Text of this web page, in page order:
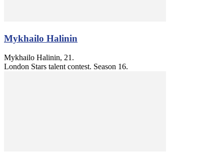
Mykhailo Halinin
Mykhailo Halinin, 21.
London Stars talent contest. Season 16.